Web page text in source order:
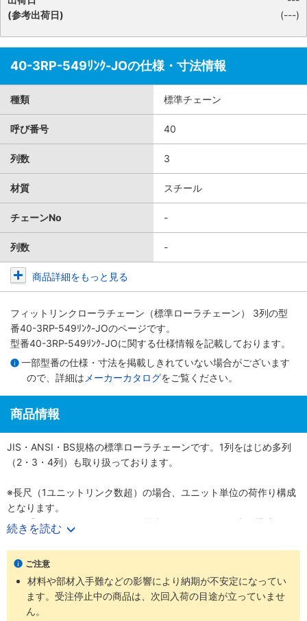
(参考出荷日)
(---)
40-3RP-549ﾘﾝｸ-JOの仕様・寸法情報
種類 標準チェーン
呼び番号 40
列数 3
材質 スチール
チェーンNo -
列数 -
商品詳細をもっと見る
フィットリンクローラチェーン（標準ローラチェーン） 3列の型
番40-3RP-549ﾘﾝｸ-JOのページです。
型番40-3RP-549ﾘﾝｸ-JOに関する仕様情報を記載しております。
一部型番の仕様・寸法を掲載しきれていない場合がございます
ので、詳細は メーカーカタログをご覧ください。
商品情報
JIS・ANSI・BS規格の標準ローラチェーンです。1列をはじめ多列
（2・3・4列）も取り扱っております。
※長尺（1ユニットリンク数超）の場合、ユニット単位の荷作り構成
となります。
例）『60-1RP-1600リンク』の場合、160リンク×10本の構成とな
ります。
続きを読む
ご注意
材料や部材入手難などの影響により納期が不安定になってい
ます。受注停止中の商品は、次回入荷の目途が立っていませ
ん。